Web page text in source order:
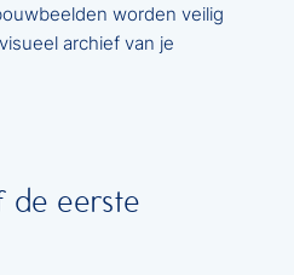
worden veilig
archief van je
de eerste